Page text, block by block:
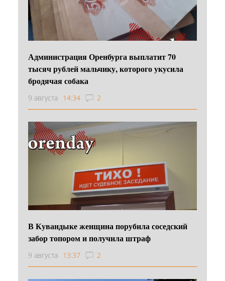
Администрация Оренбурга выплатит 70
тысяч рублей мальчику, которого укусила
бродячая собака
9 августа 14:34 2
В Кувандыке женщина порубила соседский
забор топором и получила штраф
9 августа 13:37 2